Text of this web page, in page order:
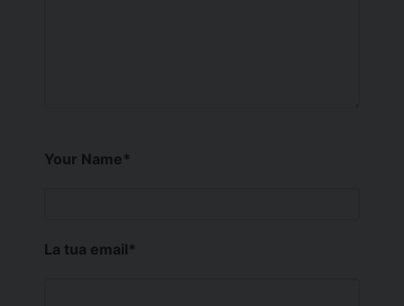
Your Name*
La tua email*